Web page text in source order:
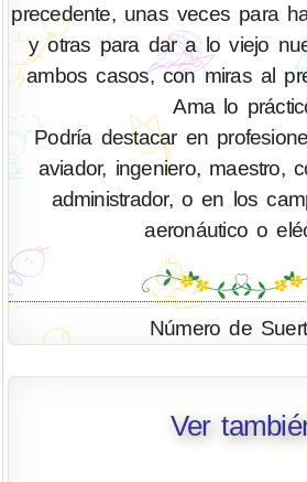
precedente, unas veces para
y otras para dar a lo viejo
ambos casos, con miras al
Ama lo
Podría destacar en
aviador, ingeniero, maestro,
administrador, o en los
aeronáutico o
Número de
Ver